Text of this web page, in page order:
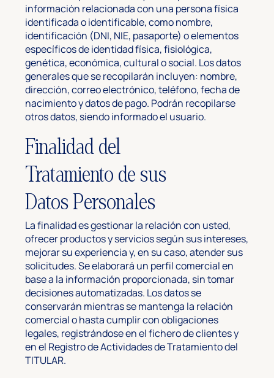
información relacionada con una persona física
identificada o identificable, como nombre,
identificación (DNI, NIE, pasaporte) o elementos
específicos de identidad física, fisiológica,
genética, económica, cultural o social. Los datos
generales que se recopilarán incluyen: nombre,
dirección, correo electrónico, teléfono, fecha de
nacimiento y datos de pago. Podrán recopilarse
otros datos, siendo informado el usuario.
Finalidad del
Tratamiento de sus
Datos Personales
La finalidad es gestionar la relación con usted,
ofrecer productos y servicios según sus intereses,
mejorar su experiencia y, en su caso, atender sus
solicitudes. Se elaborará un perfil comercial en
base a la información proporcionada, sin tomar
decisiones automatizadas. Los datos se
conservarán mientras se mantenga la relación
comercial o hasta cumplir con obligaciones
legales, registrándose en el fichero de clientes y
en el Registro de Actividades de Tratamiento del
TITULAR.